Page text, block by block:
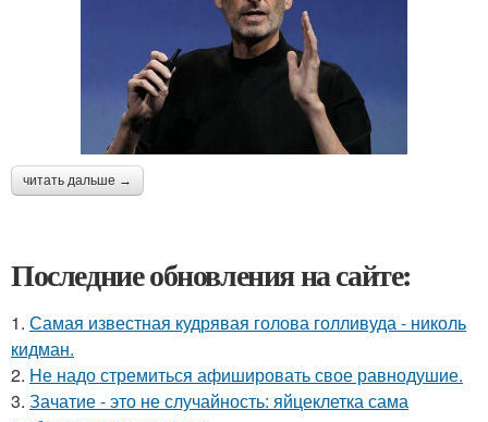
читать дальше →
Последние обновления на сайте:
1. Самая известная кудрявая голова голливуда - николь
кидман.
2. Hе надо стремиться афишировать свое равнодушие.
3. Зачатие - это не случайность: яйцеклетка сама